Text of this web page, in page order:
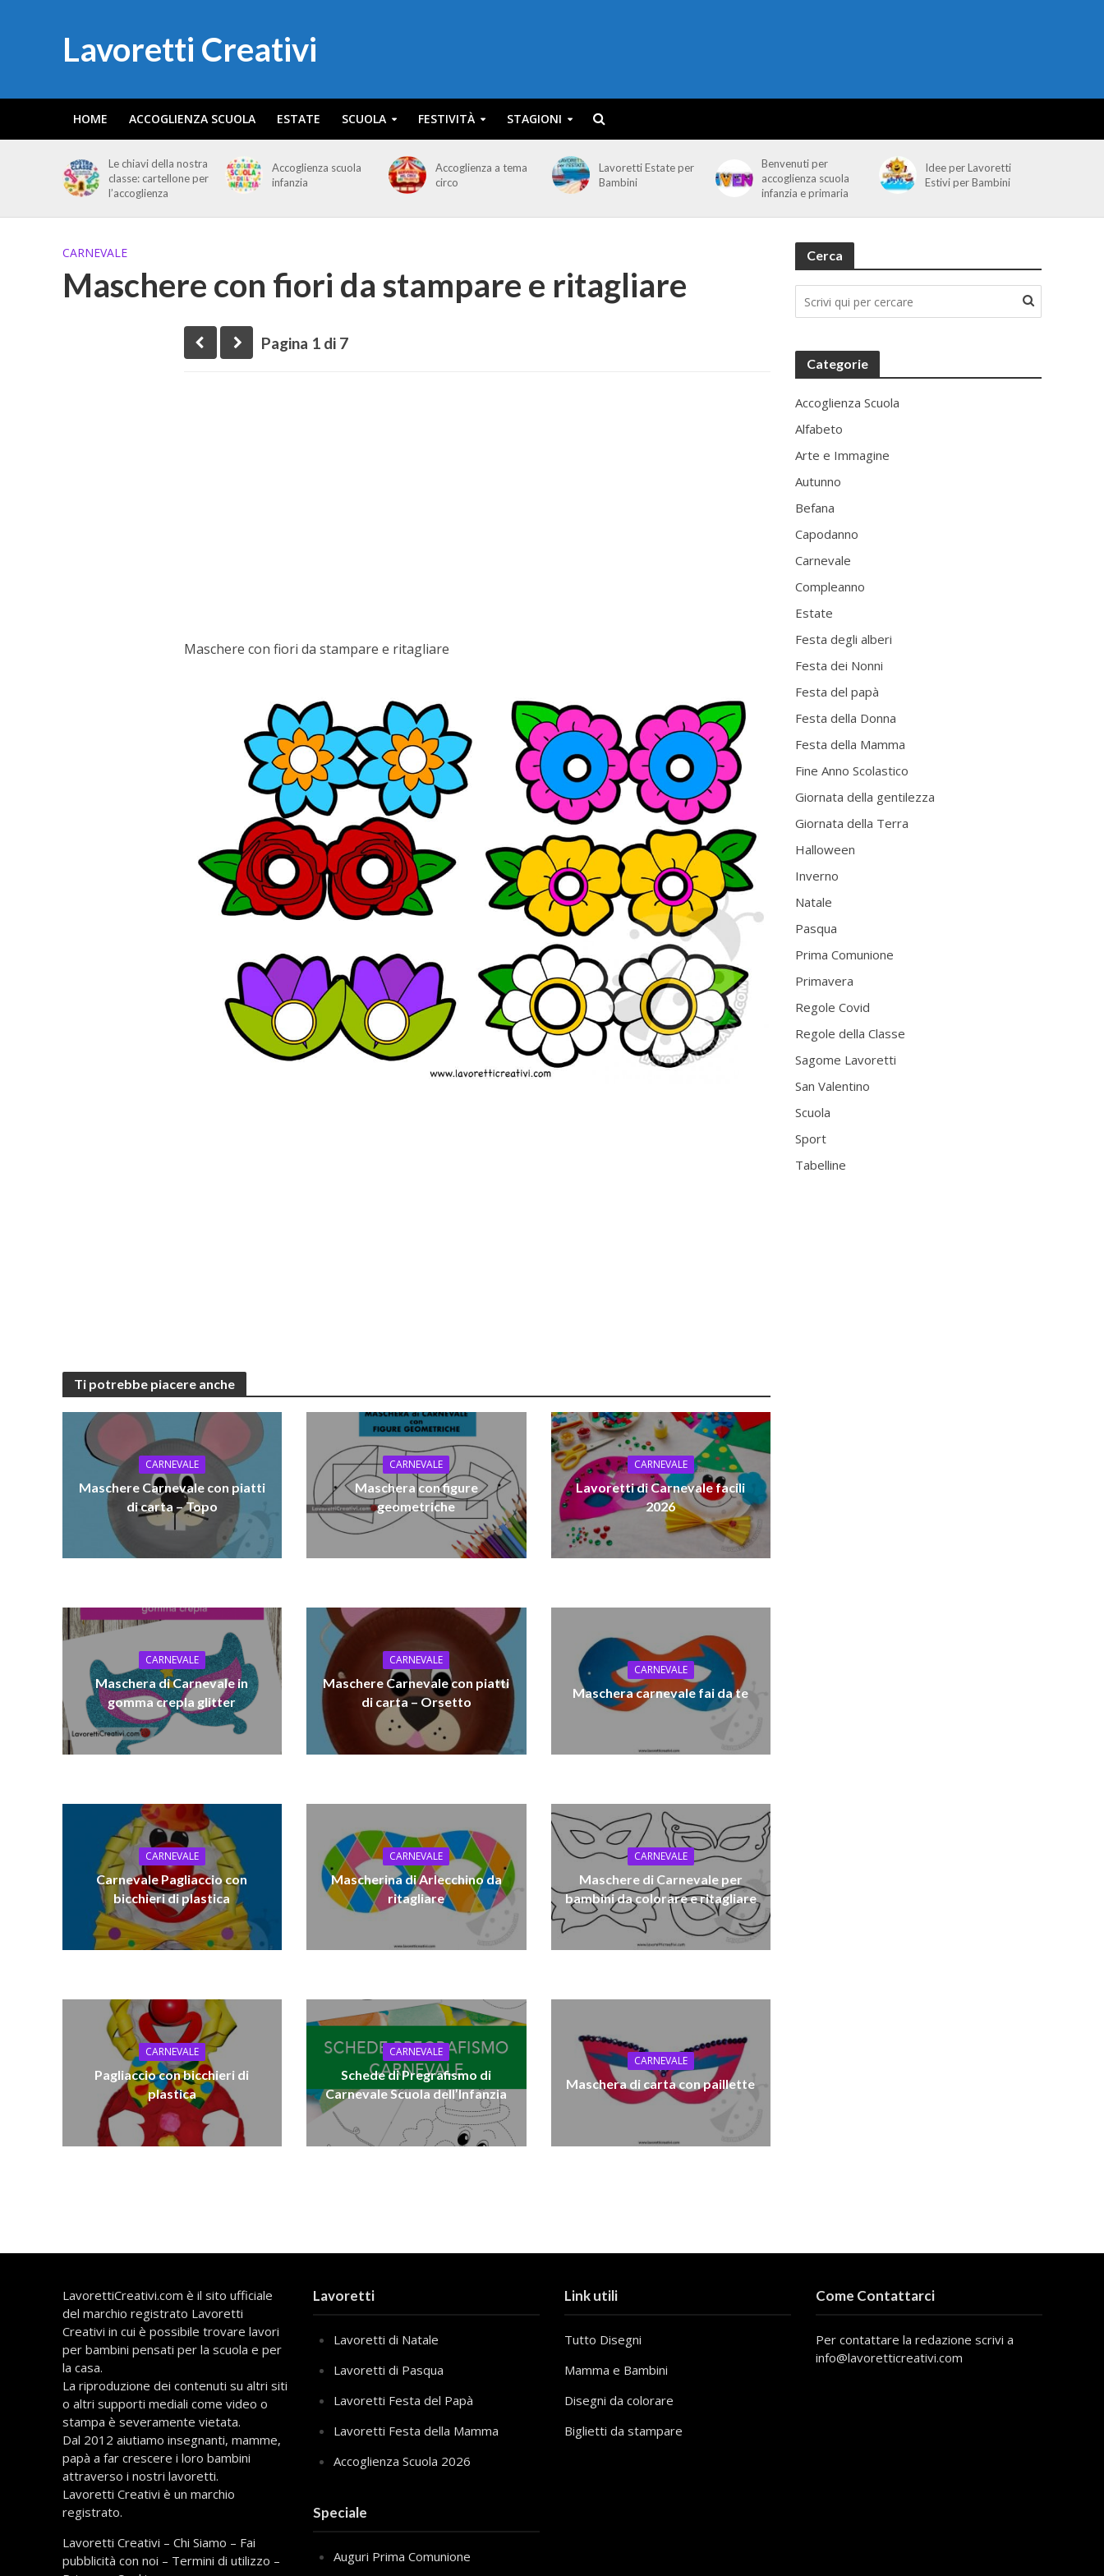
Lavoretti Creativi
HOME ACCOGLIENZA SCUOLA ESTATE SCUOLA FESTIVITÀ STAGIONI
Le chiavi della nostra
classe: cartellone per
l’accoglienza
Accoglienza scuola
infanzia
Accoglienza a tema
circo
Lavoretti Estate per
Bambini
Benvenuti per
accoglienza scuola
infanzia e primaria
Idee per Lavoretti
Estivi per Bambini
CARNEVALE
Maschere con fiori da stampare e ritagliare
Pagina 1 di 7
Maschere con fiori da stampare e ritagliare
Ti potrebbe piacere anche
CARNEVALE
Maschere Carnevale con piatti
di carta – Topo
CARNEVALE
Maschera con figure
geometriche
CARNEVALE
Lavoretti di Carnevale facili
2026
CARNEVALE
Maschera di Carnevale in
gomma crepla glitter
CARNEVALE
Maschere Carnevale con piatti
di carta – Orsetto
CARNEVALE
Maschera carnevale fai da te
CARNEVALE
Carnevale Pagliaccio con
bicchieri di plastica
CARNEVALE
Mascherina di Arlecchino da
ritagliare
CARNEVALE
Maschere di Carnevale per
bambini da colorare e ritagliare
CARNEVALE
Pagliaccio con bicchieri di
plastica
CARNEVALE
Schede di Pregrafismo di
Carnevale Scuola dell’Infanzia
CARNEVALE
Maschera di carta con paillette
Cerca
Categorie
Accoglienza Scuola
Alfabeto
Arte e Immagine
Autunno
Befana
Capodanno
Carnevale
Compleanno
Estate
Festa degli alberi
Festa dei Nonni
Festa del papà
Festa della Donna
Festa della Mamma
Fine Anno Scolastico
Giornata della gentilezza
Giornata della Terra
Halloween
Inverno
Natale
Pasqua
Prima Comunione
Primavera
Regole Covid
Regole della Classe
Sagome Lavoretti
San Valentino
Scuola
Sport
Tabelline
LavorettiCreativi.com è il sito ufficiale
del marchio registrato Lavoretti
Creativi in cui è possibile trovare lavori
per bambini pensati per la scuola e per
la casa.
La riproduzione dei contenuti su altri siti
o altri supporti mediali come video o
stampa è severamente vietata.
Dal 2012 aiutiamo insegnanti, mamme,
papà a far crescere i loro bambini
attraverso i nostri lavoretti.
Lavoretti Creativi è un marchio
registrato.
Lavoretti Creativi – Chi Siamo – Fai
pubblicità con noi – Termini di utilizzo –
Lavoretti
Lavoretti di Natale
Lavoretti di Pasqua
Lavoretti Festa del Papà
Lavoretti Festa della Mamma
Accoglienza Scuola 2026
Speciale
Auguri Prima Comunione
Link utili
Tutto Disegni
Mamma e Bambini
Disegni da colorare
Biglietti da stampare
Come Contattarci
Per contattare la redazione scrivi a
info@lavoretticreativi.com